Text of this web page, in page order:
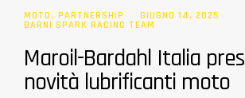
MOTO, PARTNERSHIP
GIUGNO 14, 2025
BARNI SPARK RACING TEAM
Maroil-Bardahl Italia
novità lubrificanti moto